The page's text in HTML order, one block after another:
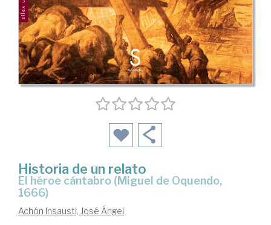
Historia de un relato
el héroe cántabro (Miguel de Oquendo,
1666)
Achón Insausti, José Ángel